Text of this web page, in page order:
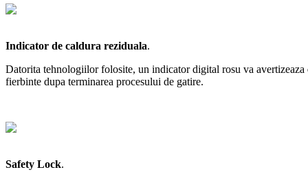
Indicator de caldura reziduala.
Datorita tehnologiilor folosite, un indicator digital rosu va avertizeaza
fierbinte dupa terminarea procesului de gatire.
Safety Lock.